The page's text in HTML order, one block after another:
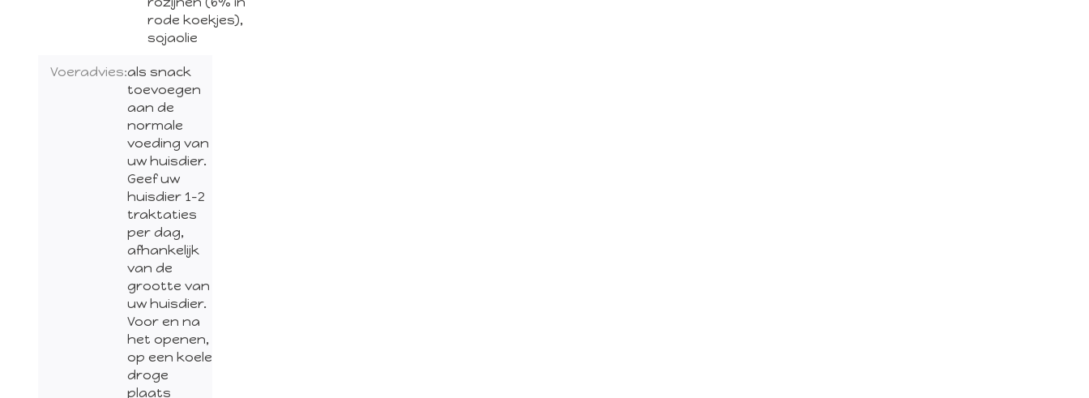
rode koekjes),
sojaolie
Voeradvies:als snack
toevoegen
aan de
normale
voeding van
uw huisdier.
Geef uw
huisdier 1-2
traktaties
per dag,
afhankelijk
van de
grootte van
uw huisdier.
Voor en na
het openen,
op een koele
droge
plaats